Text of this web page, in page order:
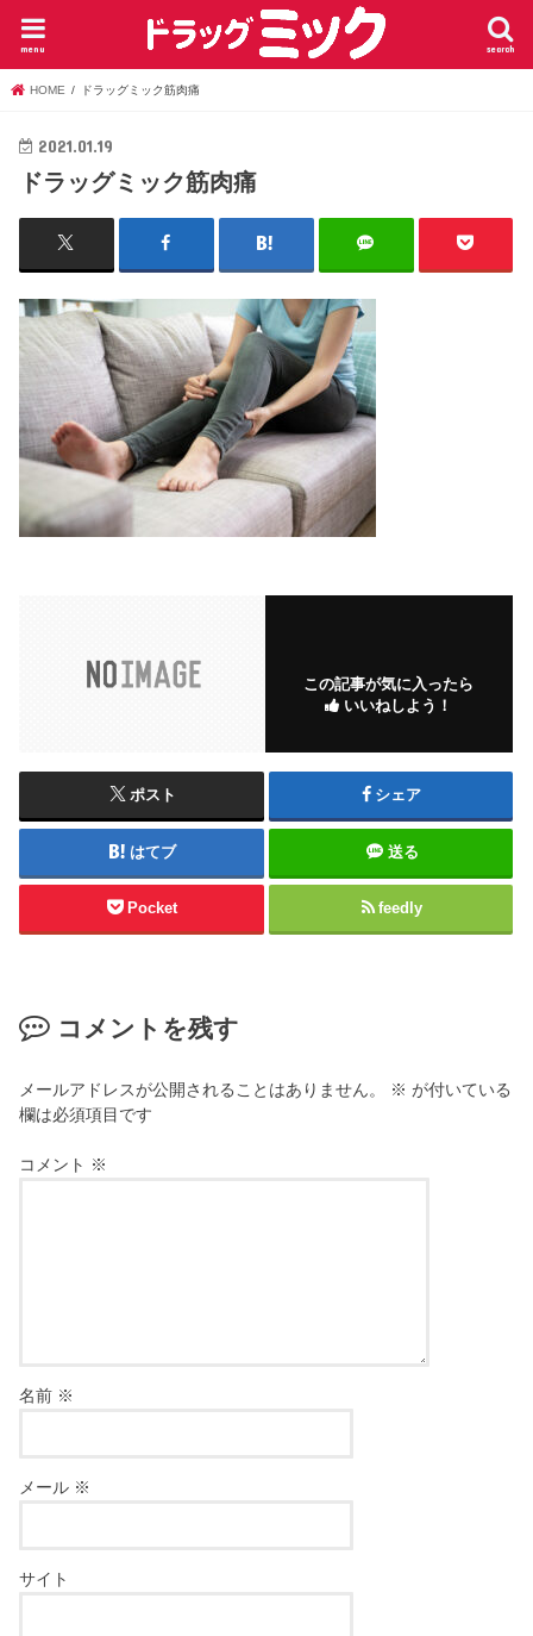
search
menu
HOME ドラッグミック筋肉痛
2021.01.19
ドラッグミック筋肉痛
この記事が気に入ったら
いいねしよう！
ポスト シェア
はてブ 送る
Pocket feedly
コメントを残す
メールアドレスが公開されることはありません。 ※ が付いている
欄は必須項目です
コメント ※
名前 ※
メール ※
サイト